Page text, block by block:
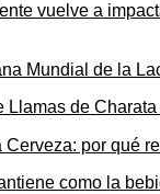
vuelve a
Llamas de
como la